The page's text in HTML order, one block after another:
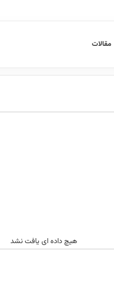
مقالات
هیچ داده ای یافت نشد